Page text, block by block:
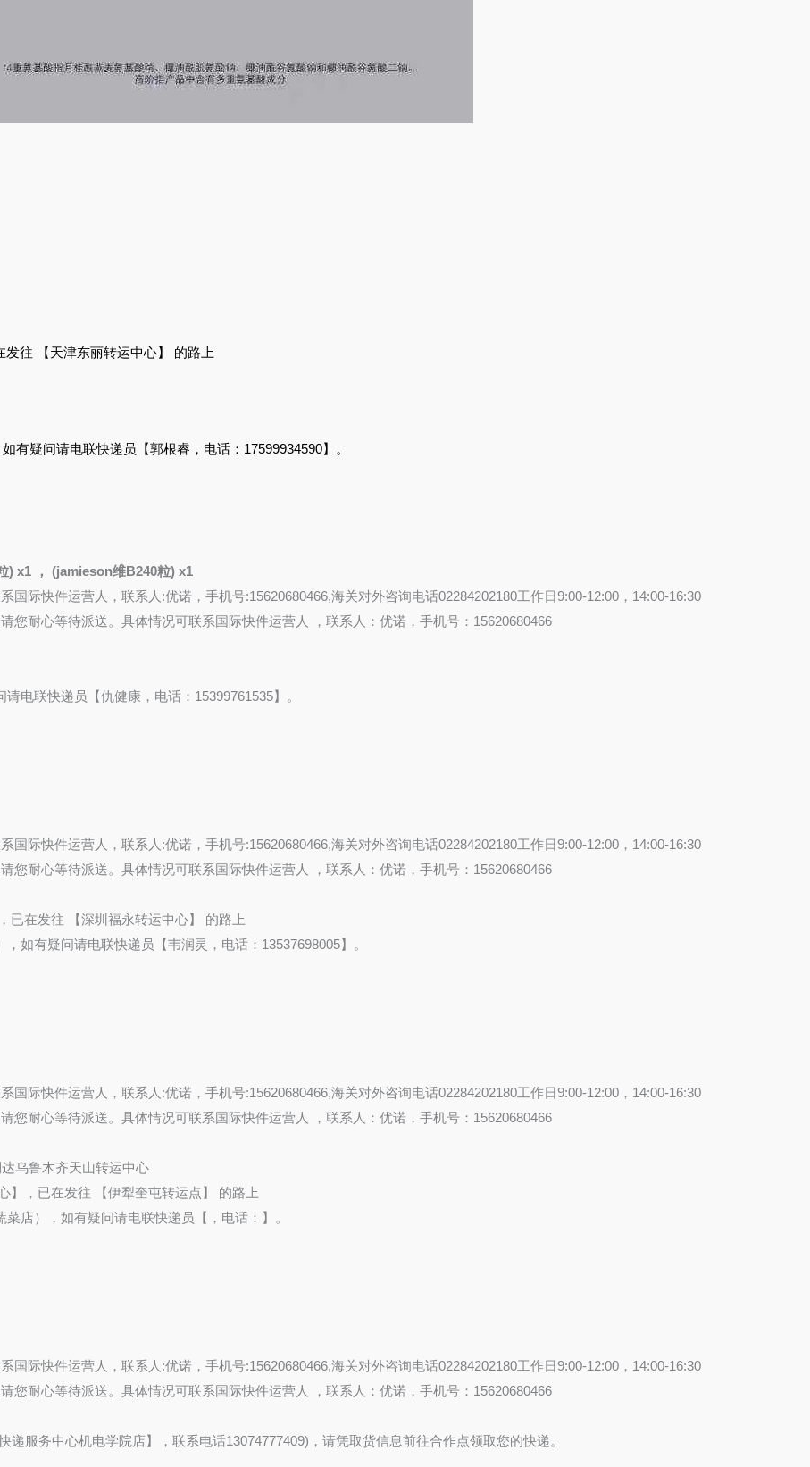
往 【天津东丽转运中心】 的路上
有疑问请电联快递员【郭根睿，电话：17599934590】。
) x1 ， (jamieson维B240粒) x1
国际快件运营人，联系人:优诺，手机号:15620680466,海关对外咨询电话02284202180工作日9:00-12:00，14:00-16:30
您耐心等待派送。具体情况可联系国际快件运营人 ，联系人：优诺，手机号：15620680466
电联快递员【仇健康，电话：15399761535】。
国际快件运营人，联系人:优诺，手机号:15620680466,海关对外咨询电话02284202180工作日9:00-12:00，14:00-16:30
您耐心等待派送。具体情况可联系国际快件运营人 ，联系人：优诺，手机号：15620680466
已在发往 【深圳福永转运中心】 的路上
如有疑问请电联快递员【韦润灵，电话：13537698005】。
国际快件运营人，联系人:优诺，手机号:15620680466,海关对外咨询电话02284202180工作日9:00-12:00，14:00-16:30
您耐心等待派送。具体情况可联系国际快件运营人 ，联系人：优诺，手机号：15620680466
乌鲁木齐天山转运中心
】，已在发往 【伊犁奎屯转运点】 的路上
店），如有疑问请电联快递员【，电话：】。
国际快件运营人，联系人:优诺，手机号:15620680466,海关对外咨询电话02284202180工作日9:00-12:00，14:00-16:30
您耐心等待派送。具体情况可联系国际快件运营人 ，联系人：优诺，手机号：15620680466
递服务中心机电学院店】，联系电话13074777409)，请凭取货信息前往合作点领取您的快递。